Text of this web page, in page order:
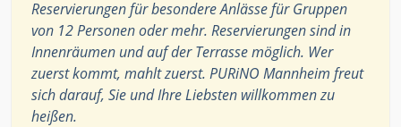
Reservierungen für besondere Anlässe für Gruppen
von 12 Personen oder mehr. Reservierungen sind in
Innenräumen und auf der Terrasse möglich. Wer
zuerst kommt, mahlt zuerst. PURiNO Mannheim freut
sich darauf, Sie und Ihre Liebsten willkommen zu
heißen.